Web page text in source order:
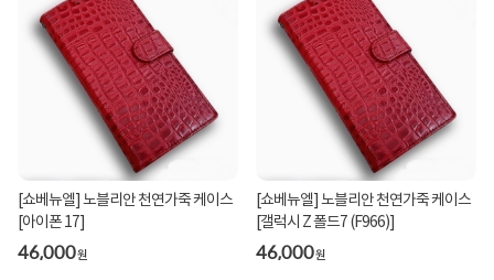
[쇼베뉴엘] 노블리안 천연가죽 케이스
[아이폰 17]
46,000원
[쇼베뉴엘] 노블리안 천연가죽 케이스
[갤럭시 Z 폴드7 (F966)]
46,000원